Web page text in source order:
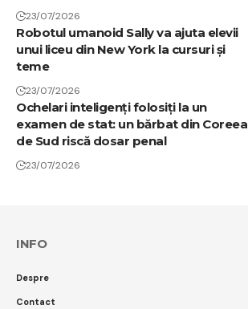
23/07/2026
Robotul umanoid Sally va ajuta elevii
unui liceu din New York la cursuri și
teme
23/07/2026
Ochelari inteligenți folosiți la un
examen de stat: un bărbat din Coreea
de Sud riscă dosar penal
23/07/2026
INFO
Despre
Contact